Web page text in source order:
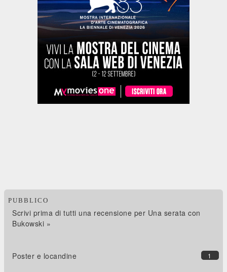
PUBBLICO
Scrivi prima di tutti una recensione per Una serata con
Bukowski »
1
Poster e locandine